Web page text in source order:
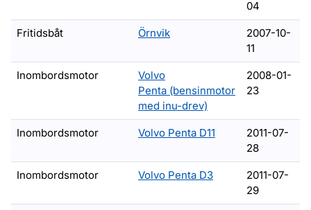
04
Fritidsbåt Örnvik
2007-10-
11
Inombordsmotor
Volvo
Penta (bensinmotor
med inu-drev)
2008-01-
23
Inombordsmotor Volvo Penta D11
2011-07-
28
Inombordsmotor Volvo Penta D3
2011-07-
29